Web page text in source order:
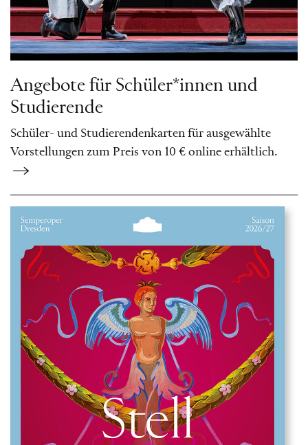
Angebote für Schüler*innen und
Studierende
Schüler- und Studierendenkarten für ausgewählte
Vorstellungen zum Preis von 10 € online erhältlich.